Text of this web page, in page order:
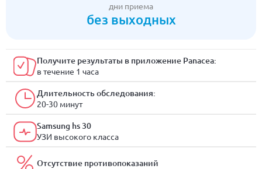
дни приема
без выходных
Получите результаты в приложение Panacea:
в течение 1 часа
Длительность обследования:
20-30 минут
Samsung hs 30
УЗИ высокого класса
Отсутствие противопоказаний